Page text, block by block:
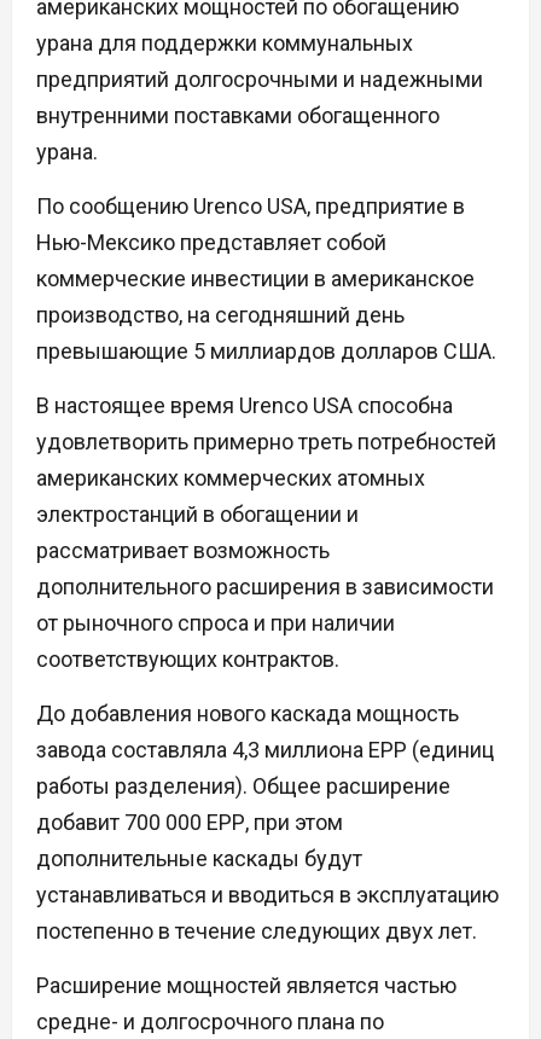
американских мощностей по обогащению
урана для поддержки коммунальных
предприятий долгосрочными и надежными
внутренними поставками обогащенного
урана.
По сообщению Urenco USA, предприятие в
Нью-Мексико представляет собой
коммерческие инвестиции в американское
производство, на сегодняшний день
превышающие 5 миллиардов долларов США.
В настоящее время Urenco USA способна
удовлетворить примерно треть потребностей
американских коммерческих атомных
электростанций в обогащении и
рассматривает возможность
дополнительного расширения в зависимости
от рыночного спроса и при наличии
соответствующих контрактов.
До добавления нового каскада мощность
завода составляла 4,3 миллиона ЕРР (единиц
работы разделения). Общее расширение
добавит 700 000 ЕРР, при этом
дополнительные каскады будут
устанавливаться и вводиться в эксплуатацию
постепенно в течение следующих двух лет.
Расширение мощностей является частью
средне- и долгосрочного плана по